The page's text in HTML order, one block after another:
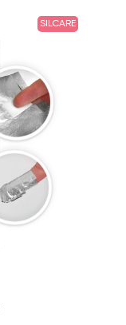
SILCARE